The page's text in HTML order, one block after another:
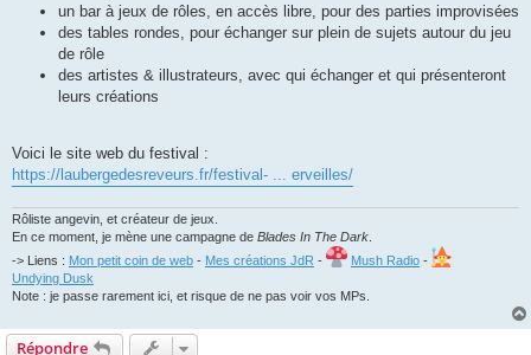
un bar à jeux de rôles, en accès libre, pour des parties improvisées
des tables rondes, pour échanger sur plein de sujets autour du jeu
de rôle
des artistes & illustrateurs, avec qui échanger et qui présenteront
leurs créations
Voici le site web du festival :
https://laubergedesreveurs.fr/festival- ... erveilles/
Rôliste angevin, et créateur de jeux.
En ce moment, je mène une campagne de Blades In The Dark
-> Liens : Mon petit coin de web - Mes créations JdR - Mush Radio -
Undying Dusk
Note : je passe rarement ici, et risque de ne pas voir vos MPs.
Répondre